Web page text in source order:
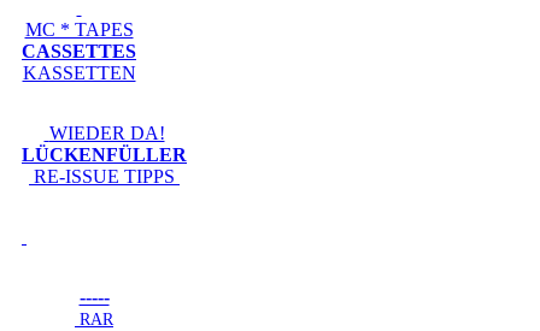
MC * TAPES
CASSETTES
KASSETTEN
WIEDER DA!
LÜCKENFÜLLER
RE-ISSUE TIPPS
-----
RAR